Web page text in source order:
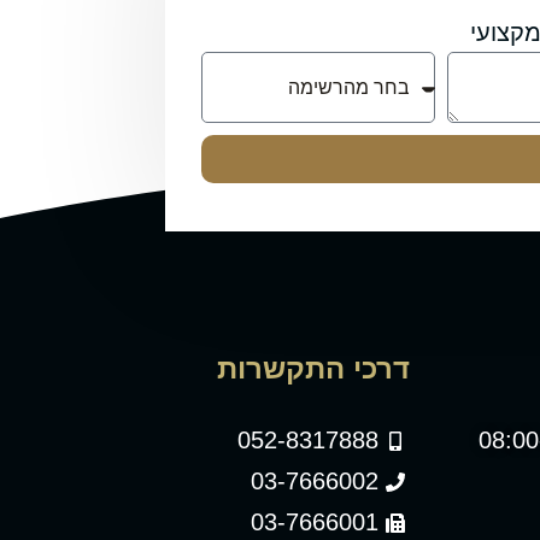
דרכי התקשרות
052-8317888
03-7666002
03-7666001